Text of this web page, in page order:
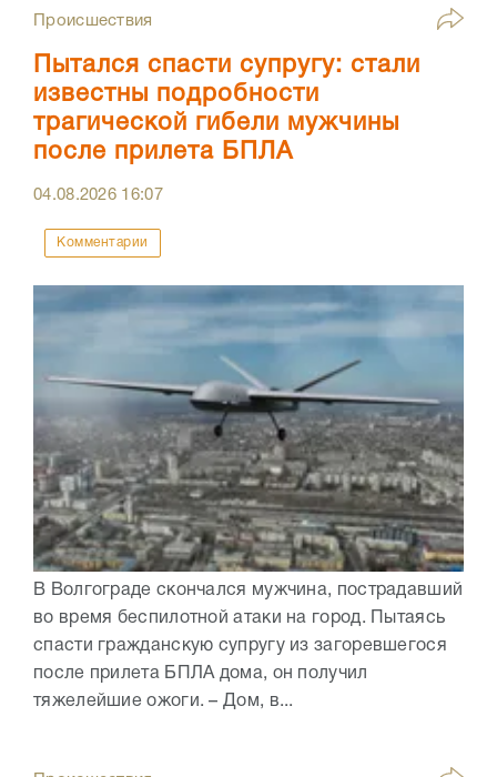
Происшествия
Пытался спасти супругу: стали
известны подробности
трагической гибели мужчины
после прилета БПЛА
04.08.2026 16:07
Комментарии
В Волгограде скончался мужчина, пострадавший
во время беспилотной атаки на город. Пытаясь
спасти гражданскую супругу из загоревшегося
после прилета БПЛА дома, он получил
тяжелейшие ожоги. – Дом, в...